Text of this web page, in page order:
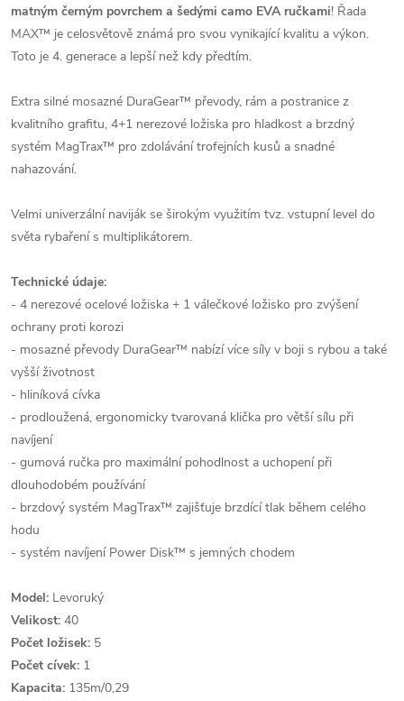
matným černým povrchem a šedými camo EVA ručkami! Řada
MAX™ je celosvětově známá pro svou vynikající kvalitu a výkon.
Toto je 4. generace a lepší než kdy předtím.
Extra silné mosazné DuraGear™ převody, rám a postranice z
kvalitního grafitu, 4+1 nerezové ložiska pro hladkost a brzdný
systém MagTrax™ pro zdolávání trofejních kusů a snadné
nahazování.
Velmi univerzální naviják se širokým využitím tvz. vstupní level do
světa rybaření s multiplikátorem.
Technické údaje:
- 4 nerezové ocelové ložiska + 1 válečkové ložisko pro zvýšení
ochrany proti korozi
- mosazné převody DuraGear™ nabízí více síly v boji s rybou a také
vyšší životnost
- hliníková cívka
- prodloužená, ergonomicky tvarovaná klička pro větší sílu při
navíjení
- gumová ručka pro maximální pohodlnost a uchopení při
dlouhodobém používání
- brzdový systém MagTrax™ zajišťuje brzdící tlak během celého
hodu
- systém navíjení Power Disk™ s jemných chodem
Model: Levoruký
Velikost: 40
Počet ložisek: 5
Počet cívek: 1
Kapacita: 135m/0,29